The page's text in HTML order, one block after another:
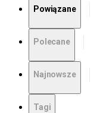
Powiązane
Polecane
Najnowsze
Tagi